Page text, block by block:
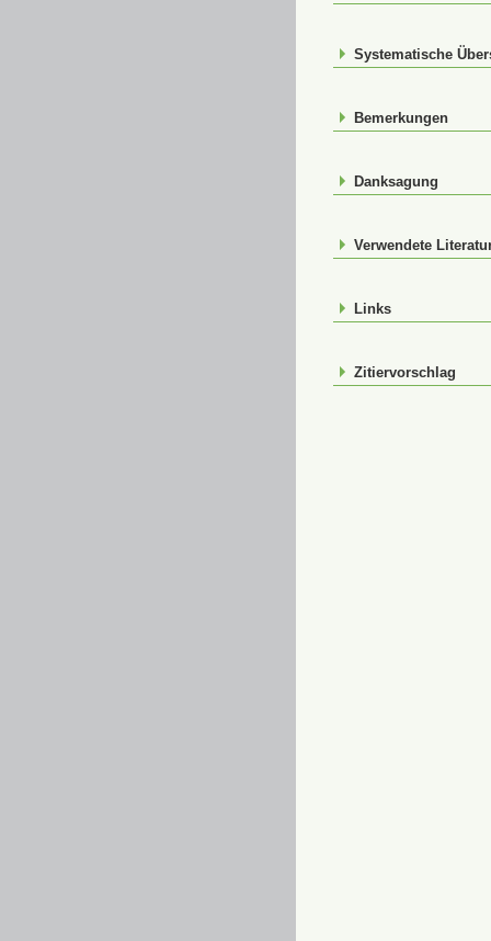
Systematische
Bemerkungen
Danksagung
Verwendete
Links
Zitiervorschlag